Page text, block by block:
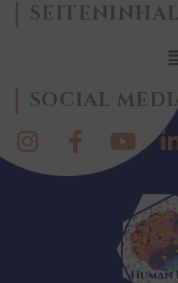
SOCIAL